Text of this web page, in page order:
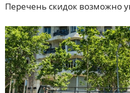
Перечень скидок возможно